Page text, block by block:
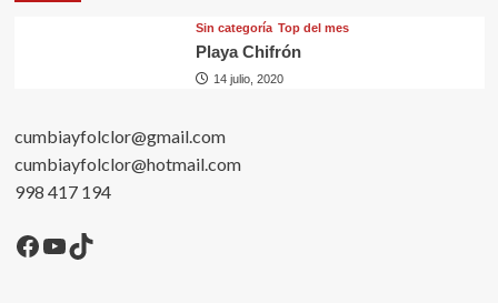
Sin categorí­a Top del mes
Playa Chifrón
14 julio, 2020
cumbiayfolclor@gmail.com
cumbiayfolclor@hotmail.com
998 417 194
Facebook
YouTube
TikTok